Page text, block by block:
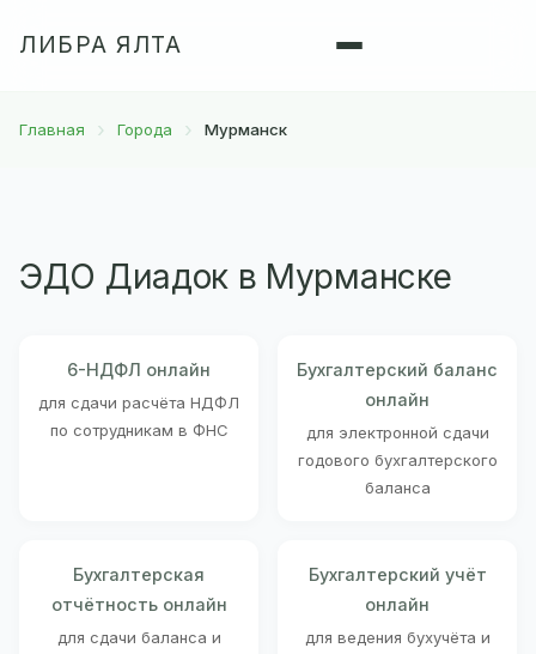
ЛИБРА ЯЛТА
Главная Города Мурманск
ЭДО Диадок в Мурманске
6-НДФЛ онлайн
для сдачи расчёта НДФЛ
по сотрудникам в ФНС
Бухгалтерский баланс
онлайн
для электронной сдачи
годового бухгалтерского
баланса
Бухгалтерская
отчётность онлайн
для сдачи баланса и
Бухгалтерский учёт
онлайн
для ведения бухучёта и